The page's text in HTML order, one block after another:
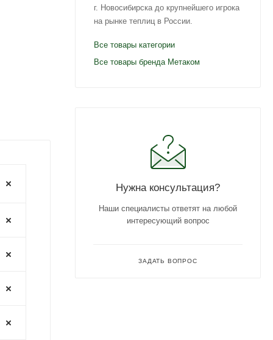
г. Новосибирска до крупнейшего игрока
на рынке теплиц в России.
Все товары категории
Все товары бренда Метаком
Нужна консультация?
Наши специалисты ответят на любой
интересующий вопрос
ЗАДАТЬ ВОПРОС